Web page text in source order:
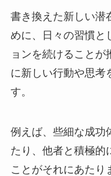
書き換えた新しい潜
めに、日々の習慣と
ョンを続けることが
に新しい行動や思考
す。
例えば、些細な成功
たり、他者と積極的
ことがそれにあたり